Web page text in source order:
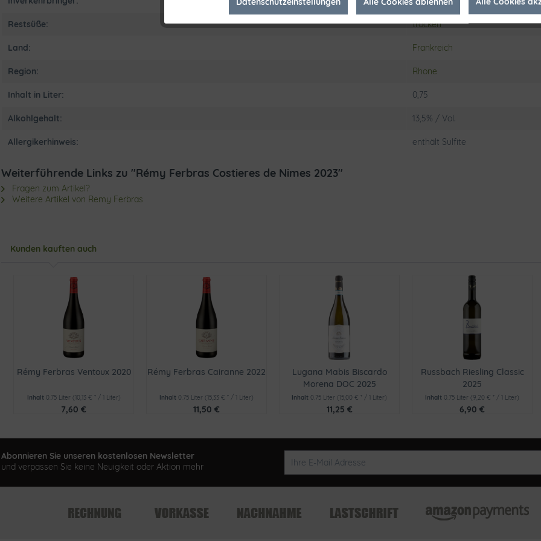
Restsüße: trocken
Land: Frankreich
Region: Rhone
Inhalt in Liter: 0,75
Alkohlgehalt: 13,5% / Vol.
Allergikerhinweis: enthält Sulfite
Weiterführende Links zu "Rémy Ferbras Costieres de Nimes 2023"
Fragen zum Artikel?
Weitere Artikel von Remy Ferbras
Kunden kauften auch
Rémy Ferbras Ventoux 2020
Inhalt 0.75 Liter (10,13 € * / 1 Liter)
7,60 €
Rémy Ferbras Cairanne 2022
Inhalt 0.75 Liter (15,33 € * / 1 Liter)
11,50 €
Lugana Mabis Biscardo
Morena DOC 2025
Inhalt 0.75 Liter (15,00 € * / 1 Liter)
11,25 €
Russbach Riesling Classic
2025
Inhalt 0.75 Liter (9,20 € * / 1 Liter)
6,90 €
Abonnieren Sie unseren kostenlosen Newsletter
und verpassen Sie keine Neuigkeit oder Aktion mehr